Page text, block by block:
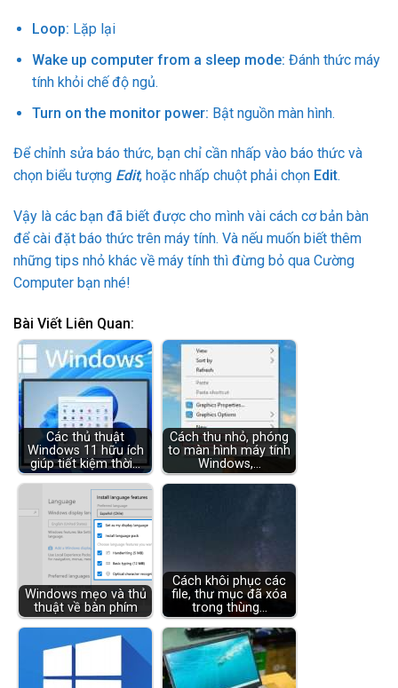
Loop: Lặp lại
Wake up computer from a sleep mode: Đánh thức máy
tính khỏi chế độ ngủ.
Turn on the monitor power: Bật nguồn màn hình.
Để chỉnh sửa báo thức, bạn chỉ cần nhấp vào báo thức và
chọn biểu tượng Edit, hoặc nhấp chuột phải chọn Edit.
Vậy là các bạn đã biết được cho mình vài cách cơ bản bàn
để cài đặt báo thức trên máy tính. Và nếu muốn biết thêm
những tips nhỏ khác về máy tính thì đừng bỏ qua Cường
Computer bạn nhé!
Bài Viết Liên Quan:
Các thủ thuật
Windows 11 hữu ích
giúp tiết kiệm thời…
Cách thu nhỏ, phóng
to màn hình máy tính
Windows,…
Windows mẹo và thủ
thuật về bàn phím
Cách khôi phục các
file, thư mục đã xóa
trong thùng…